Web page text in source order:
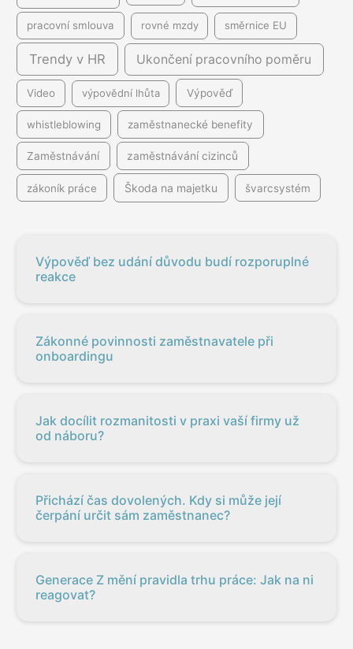
pracovní smlouva rovné mzdy směrnice EU
Trendy v HR Ukončení pracovního poměru
Video výpovědní lhůta Výpověď
whistleblowing zaměstnanecké benefity
Zaměstnávání zaměstnávání cizinců
zákoník práce Škoda na majetku švarcsystém
Výpověď bez udání důvodu budí rozporuplné
reakce
Zákonné povinnosti zaměstnavatele při
onboardingu
Jak docílit rozmanitosti v praxi vaší firmy už
od náboru?
Přichází čas dovolených. Kdy si může její
čerpání určit sám zaměstnanec?
Generace Z mění pravidla trhu práce: Jak na ni
reagovat?